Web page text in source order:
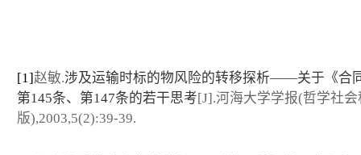
[1] 赵敏.涉及运输时标的物风险的转移探析——关于《合
第145条、第147条的若干思考[J].河海大学学报(哲学社会
版),2003,5(2):39-39.